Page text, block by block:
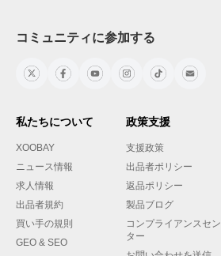
コミュニティに参加する
私たちについて
XOOBAY
ニュース情報
求人情報
出品者規約
買い手の規則
GEO & SEO
政策支援
支援政策
出品者ポリシー
返品ポリシー
製品ブログ
コンプライアンスセン
ター